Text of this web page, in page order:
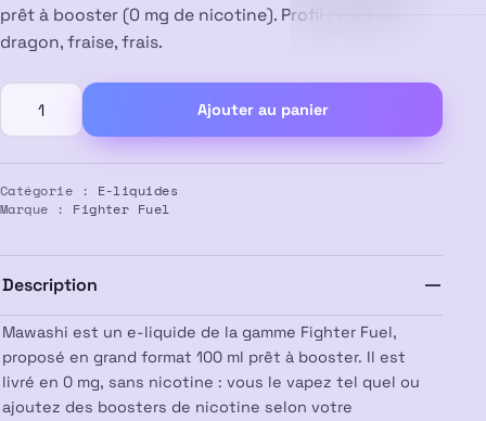
prêt à booster (0 mg de nicotine). Profil : fruit du
dragon, fraise, frais.
quantité
E-
liquide
Mawashi
100ml
Fighter
Fuel
Ajouter au panier
Catégorie : E-liquides
Marque : Fighter Fuel
Description
Mawashi est un e-liquide de la gamme Fighter Fuel,
proposé en grand format 100 ml prêt à booster. Il est
livré en 0 mg, sans nicotine : vous le vapez tel quel ou
ajoutez des boosters de nicotine selon votre